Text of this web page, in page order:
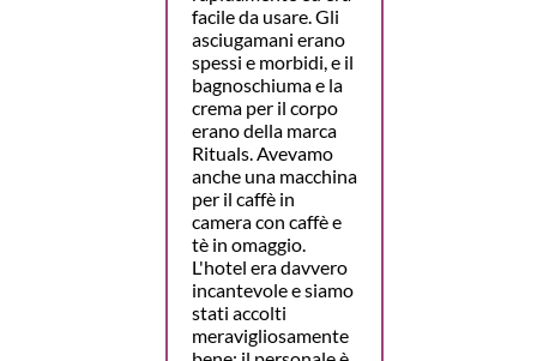
facile da usare. Gli
asciugamani erano
spessi e morbidi, e il
bagnoschiuma e la
crema per il corpo
erano della marca
Rituals. Avevamo
anche una macchina
per il caffè in
camera con caffè e
tè in omaggio.
L'hotel era davvero
incantevole e siamo
stati accolti
meravigliosamente